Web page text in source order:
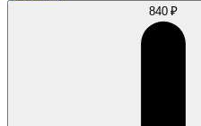
840 ₽